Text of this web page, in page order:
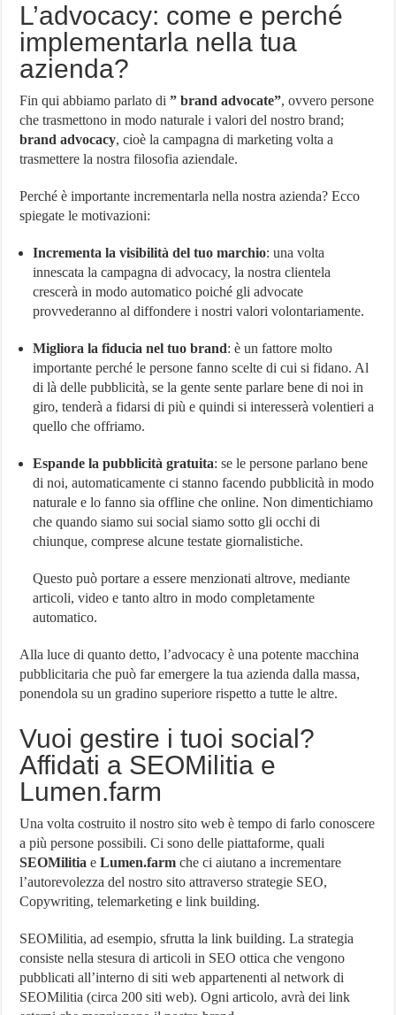
L’advocacy: come e perché
implementarla nella tua
azienda?
Fin qui abbiamo parlato di” brand advocate”, ovvero persone
che trasmettono in modo naturale i valori del nostro brand;
brand advocacy, cioè la campagna di marketing volta a
trasmettere la nostra filosofia aziendale.
Perché è importante incrementarla nella nostra azienda? Ecco
spiegate le motivazioni:
Incrementa la visibilità del tuo marchio: una volta
innescata la campagna di advocacy, la nostra clientela
crescerà in modo automatico poiché gli advocate
provvederanno al diffondere i nostri valori volontariamente.
Migliora la fiducia nel tuo brand: è un fattore molto
importante perché le persone fanno scelte di cui si fidano. Al
di là delle pubblicità, se la gente sente parlare bene di noi in
giro, tenderà a fidarsi di più e quindi si interesserà volentieri a
quello che offriamo.
Espande la pubblicità gratuita: se le persone parlano bene
di noi, automaticamente ci stanno facendo pubblicità in modo
naturale e lo fanno sia offline che online. Non dimentichiamo
che quando siamo sui social siamo sotto gli occhi di
chiunque, comprese alcune testate giornalistiche.
Questo può portare a essere menzionati altrove, mediante
articoli, video e tanto altro in modo completamente
automatico.
Alla luce di quanto detto, l’advocacy è una potente macchina
pubblicitaria che può far emergere la tua azienda dalla massa,
ponendola su un gradino superiore rispetto a tutte le altre.
Vuoi gestire i tuoi social?
Affidati a SEOMilitia e
Lumen.farm
Una volta costruito il nostro sito web è tempo di farlo conoscere
a più persone possibili. Ci sono delle piattaforme, quali
SEOMilitia eLumen.farm che ci aiutano a incrementare
l’autorevolezza del nostro sito attraverso strategie SEO,
Copywriting, telemarketing e link building.
SEOMilitia, ad esempio, sfrutta la link building. La strategia
consiste nella stesura di articoli in SEO ottica che vengono
pubblicati all’interno di siti web appartenenti al network di
SEOMilitia (circa 200 siti web). Ogni articolo, avrà dei link